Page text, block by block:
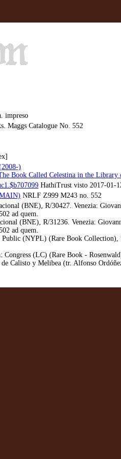
impreso
Maggs Catalogue No. 552
)
Book Called Celestina in the
HathiTrust visto 2017-01-
NRLF Z999 M243 no. 552
(BNE), R/30427. Venezia:
ad quem.
(BNE), R/31236. Venezia:
ad quem.
(NYPL) (Rare Book Collection),
Congress (LC) (Rare Book -
Calisto y Melibea (tr. Alfonso